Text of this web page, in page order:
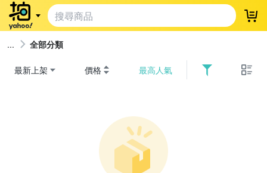
登
全部分類
最新上架 價格 最高人氣